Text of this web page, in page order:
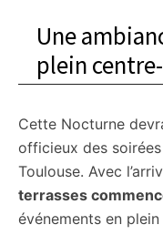
Une
plein
Cette Nocturne
officieux des
Toulouse. Avec
terrasses
événements en